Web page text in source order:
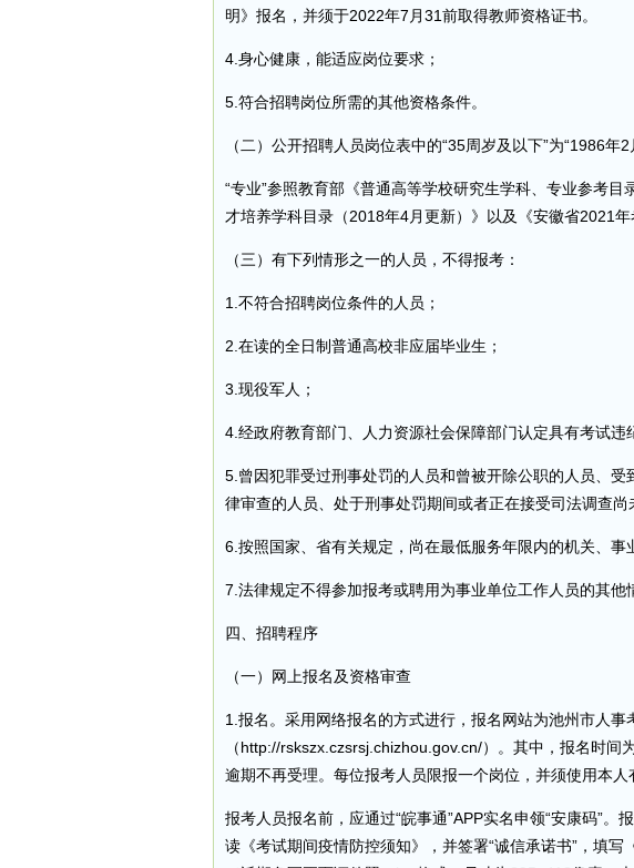
明》报名，并须于2022年7月31前取得教师资格证书。
4.身心健康，能适应岗位要求；
5.符合招聘岗位所需的其他资格条件。
（二）公开招聘人员岗位表中的“35周岁及以下”为“1986年2
“专业”参照教育部《普通高等学校研究生学科、专业参考
才培养学科目录（2018年4月更新）》以及《安徽省2021
（三）有下列情形之一的人员，不得报考：
1.不符合招聘岗位条件的人员；
2.在读的全日制普通高校非应届毕业生；
3.现役军人；
4.经政府教育部门、人力资源社会保障部门认定具有考试违
5.曾因犯罪受过刑事处罚的人员和曾被开除公职的人员、
律审查的人员、处于刑事处罚期间或者正在接受司法调查尚
6.按照国家、省有关规定，尚在最低服务年限内的机关、事
7.法律规定不得参加报考或聘用为事业单位工作人员的其他
四、招聘程序
（一）网上报名及资格审查
1.报名。采用网络报名的方式进行，报名网站为池州市人事
（http://rskszx.czsrsj.chizhou.gov.cn/）。其中，报名时间
逾期不再受理。每位报考人员限报一个岗位，并须使用本人
报考人员报名前，应通过“皖事通”APP实名申领“安康码”。
读《考试期间疫情防控须知》，并签署“诚信承诺书”，填